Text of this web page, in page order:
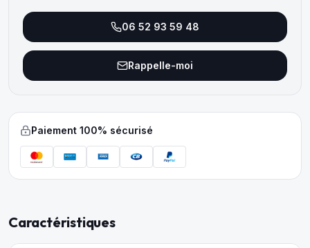
06 52 93 59 48
Rappelle-moi
Paiement 100% sécurisé
Caractéristiques